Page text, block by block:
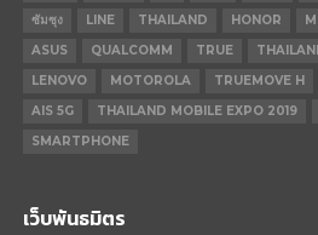
ซัมซุง
LINE THAILAND HONOR
ASUS
QUALCOMM TRUE
LENOVO
MOTOROLA TRUEMOVE H
AIS 5G
THAILAND MOBILE EXPO 2019
SMARTPHONE
เว็บพันธมิตร